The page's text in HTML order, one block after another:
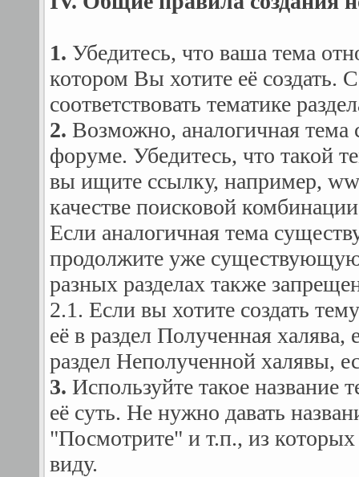
1. Убедитесь, что ваша тема
котором Вы хотите её создать.
соответствовать тематике
2. Возможно, аналогичная тема
форуме. Убедитесь, что такой
вы ищите ссылку, например,
качестве поисковой
Если аналогичная тема
продолжите уже
разных разделах также
2.1. Если вы хотите создать
её в раздел Полученная
раздел Неполученной халявы,
3. Используйте такое
её суть. Не нужно давать
"Посмотрите" и т.п., из
виду.